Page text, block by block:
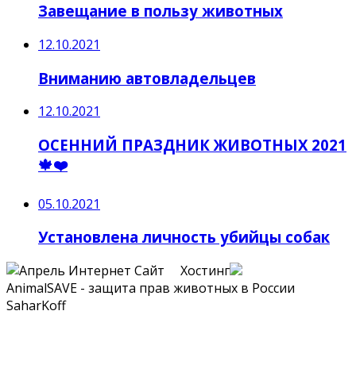
Завещание в пользу животных
12.10.2021
Вниманию автовладельцев
12.10.2021
ОСЕННИЙ ПРАЗДНИК ЖИВОТНЫХ 2021
🍁❤️️
05.10.2021
Установлена личность убийцы собак
Сайт Хостинг
AnimalSAVE - защита прав животных в России
SaharKoff